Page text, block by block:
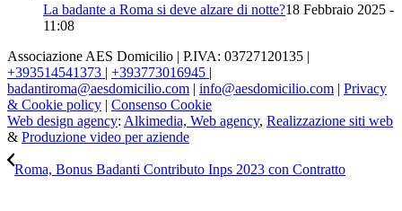
La badante a Roma si deve alzare di notte?18 Febbraio 2025 -
11:08
Associazione AES Domicilio | P.IVA: 03727120135 |
+393514541373 | +393773016945 |
badantiroma@aesdomicilio.com | info@aesdomicilio.com | Privacy
& Cookie policy | Consenso Cookie
Web design agency: Alkimedia, Web agency, Realizzazione siti web
& Produzione video per aziende
Roma, Bonus Badanti Contributo Inps 2023 con Contratto